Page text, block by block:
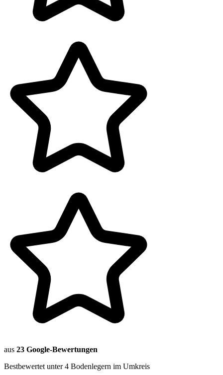
aus 23 Google-Bewertungen
Bestbewertet unter 4 Bodenlegern im Umkreis